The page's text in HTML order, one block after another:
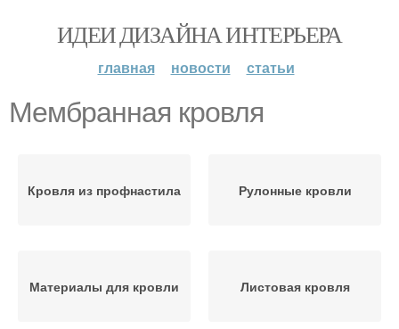
ИДЕИ ДИЗАЙНА ИНТЕРЬЕРА
главная новости статьи
Мембранная кровля
Кровля из профнастила Рулонные кровли
Материалы для кровли Листовая кровля